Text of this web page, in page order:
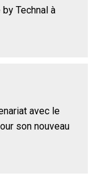
Technal à
avec le
son nouveau